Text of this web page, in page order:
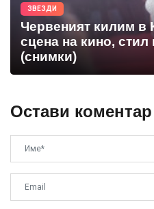
ЗВЕЗДИ
Червеният килим в
сцена на кино, стил
(снимки)
Остави коментар